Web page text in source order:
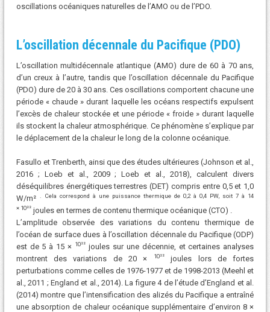
oscillations océaniques naturelles de l’AMO ou de l’PDO.
L’oscillation décennale du Pacifique (PDO)
L’oscillation multidécennale atlantique (AMO) dure de 60 à 70 ans,
d’un creux à l’autre, tandis que l’oscillation décennale du Pacifique
(PDO) dure de 20 à 30 ans. Ces oscillations comportent chacune une
période « chaude » durant laquelle les océans respectifs expulsent
l’excès de chaleur stockée et une période « froide » durant laquelle
ils stockent la chaleur atmosphérique. Ce phénomène s’explique par
le déplacement de la chaleur le long de la colonne océanique.
Fasullo et Trenberth, ainsi que des études ultérieures (Johnson et al.,
2016 ; Loeb et al., 2009 ; Loeb et al., 2018), calculent divers
déséquilibres énergétiques terrestres (DET) compris entre 0,5 et 1,0
W/m²
. Cela correspond à une puissance thermique de 0,2 à 0,4 PW, soit 7 à 14
× 10²²joules en termes de contenu thermique océanique (CTO) .
L’amplitude observée des variations du contenu thermique de
l’océan de surface dues à l’oscillation décennale du Pacifique (ODP)
est de 5 à 15 ×
10²² joules sur une décennie, et certaines analyses
montrent des variations de 20 ×
10²²joules lors de fortes
perturbations comme celles de 1976-1977 et de 1998-2013 (Meehl et
al., 2011 ; England et al., 2014). La figure 4 de l’étude d’England et al.
(2014) montre que l’intensification des alizés du Pacifique a entraîné
une absorption de chaleur océanique supplémentaire d’environ 8 ×